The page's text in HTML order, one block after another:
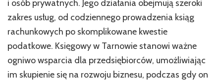
i osób prywatnych. Jego działania obejmują szeroki
zakres usług, od codziennego prowadzenia ksiąg
rachunkowych po skomplikowane kwestie
podatkowe. Księgowy w Tarnowie stanowi ważne
ogniwo wsparcia dla przedsiębiorców, umożliwiając
im skupienie się na rozwoju biznesu, podczas gdy on